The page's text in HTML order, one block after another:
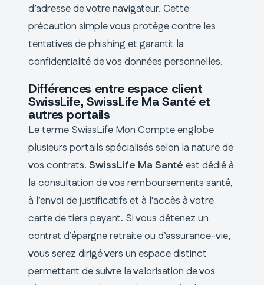
d’adresse de votre navigateur. Cette
précaution simple vous protège contre les
tentatives de phishing et garantit la
confidentialité de vos données personnelles.
Différences entre espace client
SwissLife, SwissLife Ma Santé et
autres portails
Le terme SwissLife Mon Compte englobe
plusieurs portails spécialisés selon la nature de
vos contrats. SwissLife Ma Santé est dédié à
la consultation de vos remboursements santé,
à l’envoi de justificatifs et à l’accès à votre
carte de tiers payant. Si vous détenez un
contrat d’épargne retraite ou d’assurance-vie,
vous serez dirigé vers un espace distinct
permettant de suivre la valorisation de vos